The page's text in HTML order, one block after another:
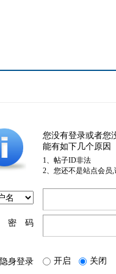
您没有登录或者您
能有如下几个原因
1、帖子ID非法
2、您还不是站点会员
密 码
隐身登录 开启 关闭